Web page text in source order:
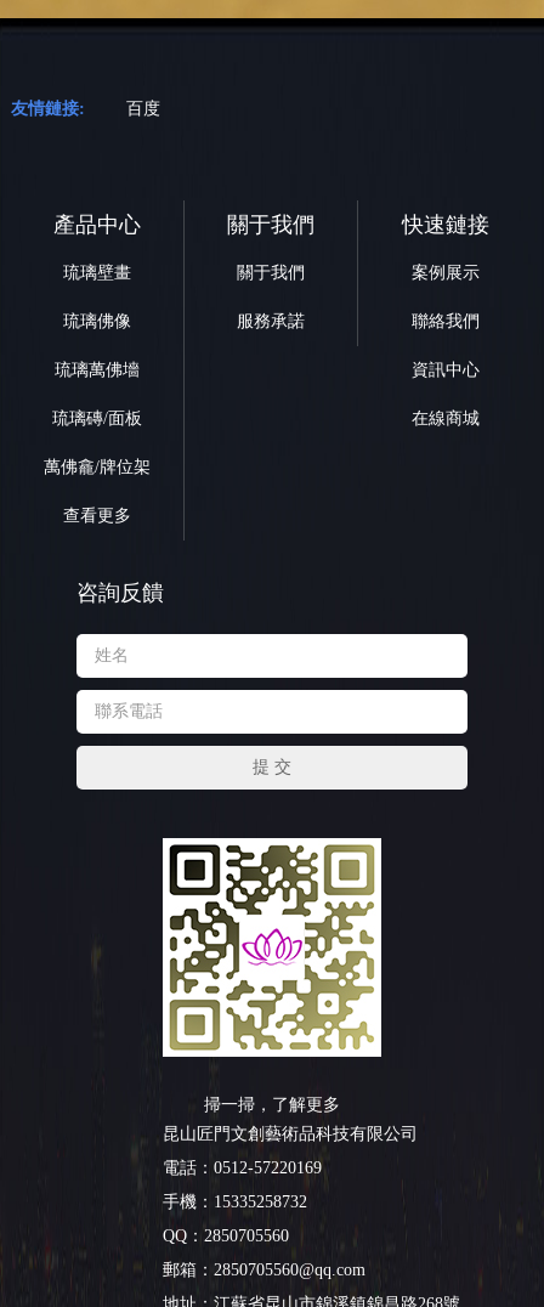
友情鏈接: 百度
產品中心
琉璃壁畫
琉璃佛像
琉璃萬佛墻
琉璃磚/面板
萬佛龕/牌位架
查看更多
關于我們
關于我們
服務承諾
快速鏈接
案例展示
聯絡我們
資訊中心
在線商城
咨詢反饋
掃一掃，了解更多
昆山匠門文創藝術品科技有限公司
電話：0512-57220169
手機：15335258732
QQ：2850705560
郵箱：2850705560@qq.com